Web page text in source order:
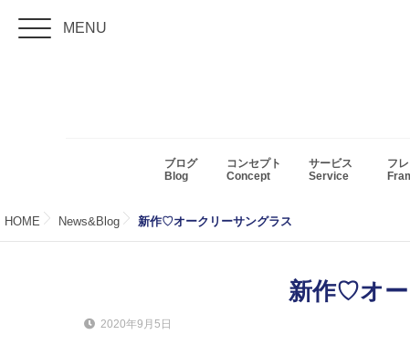
MENU
ブログ
Blog
コンセプト
Concept
サービス
Service
フ
HOME News&Blog 新作♡オークリーサングラス
新作♡オー
2020年9月5日